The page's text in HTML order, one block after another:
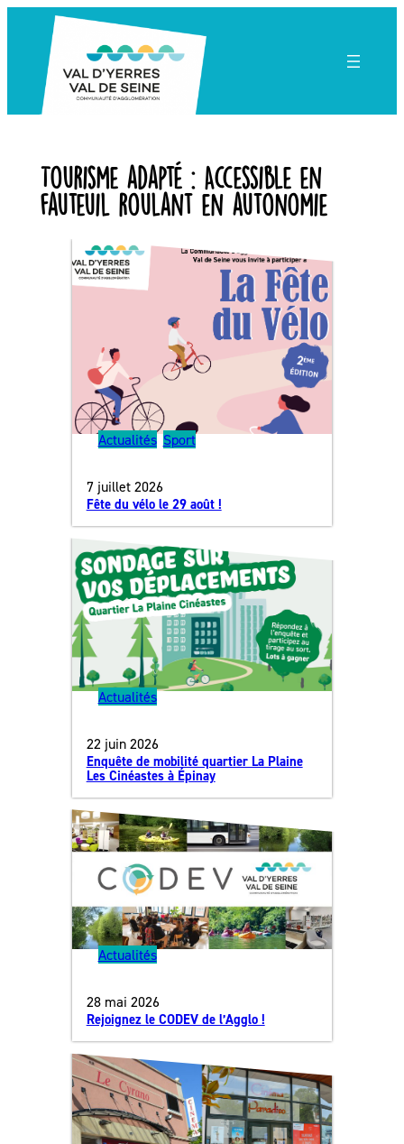
contenu
Tourisme adapté : Accessible en
fauteuil roulant en autonomie
Actualités, Sport
7 juillet 2026
Fête du vélo le 29 août !
Actualités
22 juin 2026
Enquête de mobilité quartier La Plaine
Les Cinéastes à Épinay
Actualités
28 mai 2026
Rejoignez le CODEV de l’Agglo !